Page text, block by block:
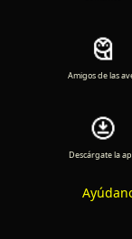
Amigos de las
Descárgate la